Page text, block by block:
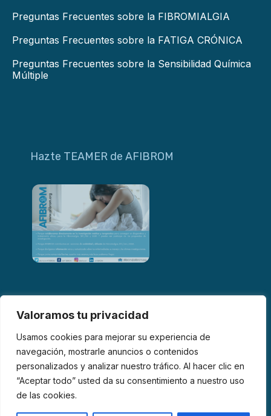
Valoramos tu privacidad
Usamos cookies para mejorar su experiencia de
navegación, mostrarle anuncios o contenidos
personalizados y analizar nuestro tráfico. Al hacer clic en
“Aceptar todo” usted da su consentimiento a nuestro uso
de las cookies.
Preguntas Frecuentes sobre la FIBROMIALGIA
Preguntas Frecuentes sobre la FATIGA CRÓNICA
Preguntas Frecuentes sobre la Sensibilidad Química
Múltiple
Hazte TEAMER de AFIBROM
© 2026 AFIBROM. Todos los derechos reservados.